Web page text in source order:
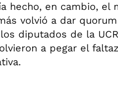
hecho, en cambio, el
volvió a dar
diputados de la
a pegar el